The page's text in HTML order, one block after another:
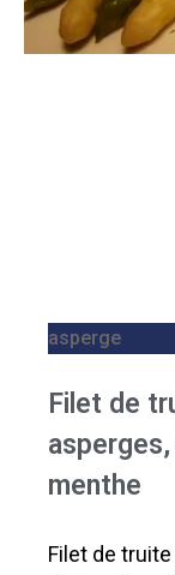
asperge
Filet de
menthe
Filet de